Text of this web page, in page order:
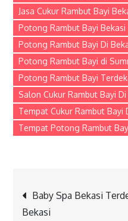
Jasa Cukur Rambut Bayi
Potong Rambut Bayi Bekasi
Potong Rambut Bayi Di
Potong Rambut Bayi di
Potong Rambut Bayi
Salon Cukur Rambut Bayi Di
Tempat Cukur Rambut Bayi
Tempat Potong Rambut
Post
Baby Spa Bekasi
Bekasi